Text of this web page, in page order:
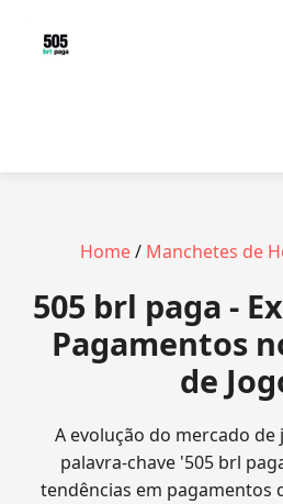
Home/ Manchetes de
505 brl paga -
Pagamentos
de
A evolução do mercado
palavra-chave '505 brl
tendências em pagamentos